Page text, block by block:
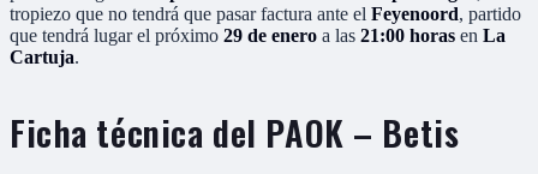
tropiezo que no tendrá que pasar factura ante el Feyenoord, partido
que tendrá lugar el próximo 29 de enero a las 21:00 horas en La
Cartuja.
Ficha técnica del PAOK – Betis